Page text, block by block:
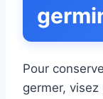
Pour
germer,